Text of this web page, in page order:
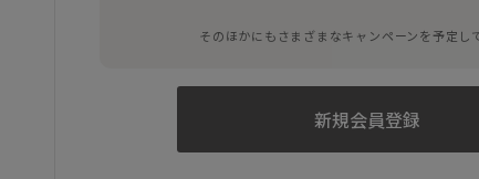
そのほかにもさまざまなキャンペーンを予定し
新規会員登録